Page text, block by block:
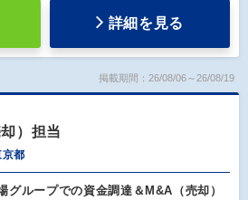
詳細を見る
掲載期間：26/08/06～26/08/19
）担当
京都
グループでの資金調達＆M&A（売却）